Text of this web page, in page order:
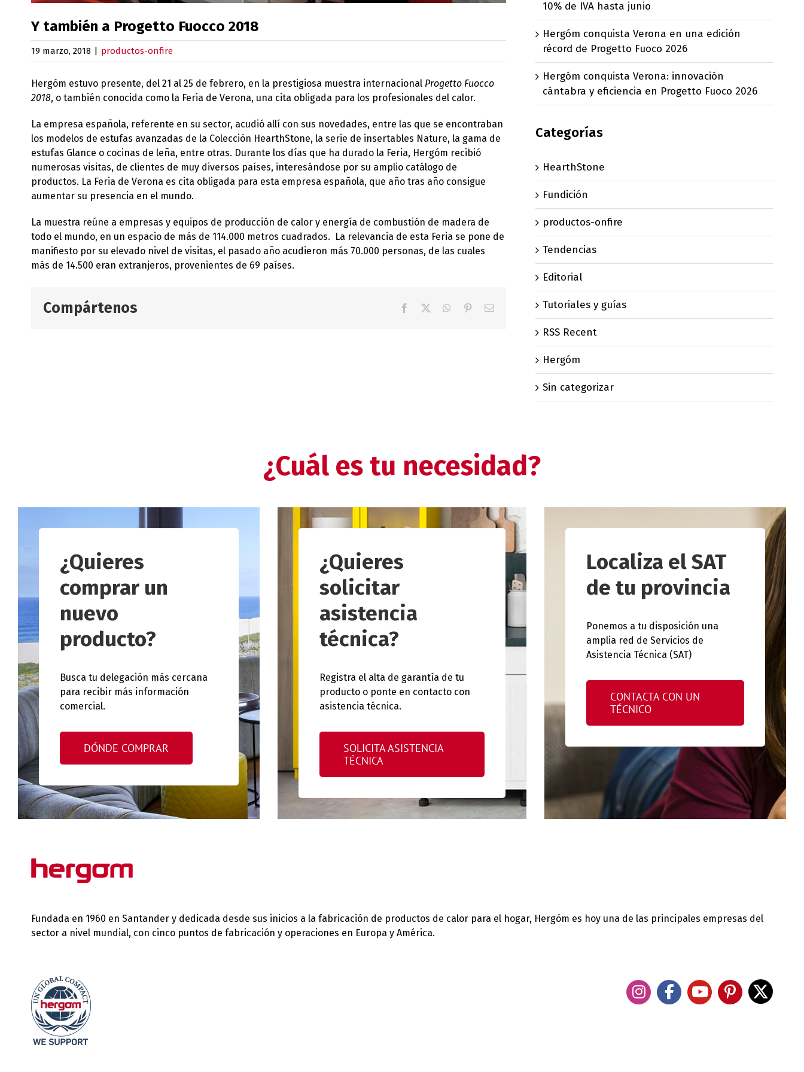
Y también a Progetto Fuocco 2018
19 marzo, 2018 | productos-onfire
Hergóm estuvo presente, del 21 al 25 de febrero, en la prestigiosa muestra internacional Progetto Fuocco
2018, o también conocida como la Feria de Verona, una cita obligada para los profesionales del calor.
La empresa española, referente en su sector, acudió allí con sus novedades, entre las que se encontraban
los modelos de estufas avanzadas de la Colección HearthStone, la serie de insertables Nature, la gama de
estufas Glance o cocinas de leña, entre otras. Durante los días que ha durado la Feria, Hergóm recibió
numerosas visitas, de clientes de muy diversos países, interesándose por su amplio catálogo de
productos. La Feria de Verona es cita obligada para esta empresa española, que año tras año consigue
aumentar su presencia en el mundo.
La muestra reúne a empresas y equipos de producción de calor y energía de combustión de madera de
todo el mundo, en un espacio de más de 114.000 metros cuadrados. La relevancia de esta Feria se pone de
manifiesto por su elevado nivel de visitas, el pasado año acudieron más 70.000 personas, de las cuales
más de 14.500 eran extranjeros, provenientes de 69 países.
Compártenos Facebook WhatsApp
PinterestCorreo
10% de IVA hasta junio
Hergóm conquista Verona en una edición
récord de Progetto Fuoco 2026
Hergóm conquista Verona: innovación
cántabra y eficiencia en Progetto Fuoco 2026
Categorías
HearthStone
Fundición
productos-onfire
Tendencias
Editorial
Tutoriales y guías
RSS Recent
Hergóm
Sin categorizar
¿Cuál es tu necesidad?
¿Quieres
comprar un
nuevo
producto?
Busca tu delegación más cercana
para recibir más información
comercial.
DÓNDE COMPRAR
¿Quieres
solicitar
asistencia
técnica?
Registra el alta de garantía de tu
producto o ponte en contacto con
asistencia técnica.
SOLICITA ASISTENCIA
TÉCNICA
Localiza el SAT
de tu provincia
Ponemos a tu disposición una
amplia red de Servicios de
Asistencia Técnica (SAT)
CONTACTA CON UN
TÉCNICO
Fundada en 1960 en Santander y dedicada desde sus inicios a la fabricación de productos de calor para el hogar, Hergóm es hoy una de las principales empresas del
sector a nivel mundial, con cinco puntos de fabricación y operaciones en Europa y América.